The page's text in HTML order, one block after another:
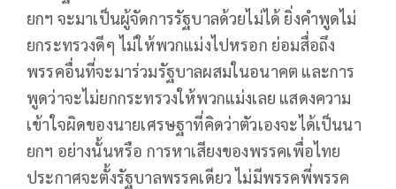
ยกฯ จะมาเป็นผู้จัดการรัฐบาลด้วยไม่ได้ ยิ่งคำพูดไม่
ยกระทรวงดีๆ ไม่ให้พวกแม่งไปหรอก ย่อมสื่อถึง
พรรคอื่นที่จะมาร่วมรัฐบาลผสมในอนาคต และการ
พูดว่าจะไม่ยกกระทรวงให้พวกแม่งเลย แสดงความ
เข้าใจผิดของนายเศรษฐาที่คิดว่าตัวเองจะได้เป็นนา
ยกฯ อย่างนั้นหรือ การหาเสียงของพรรคเพื่อไทย
ประกาศจะตั้งรัฐบาลพรรคเดียว ไม่มีพรรคพี่พรรค